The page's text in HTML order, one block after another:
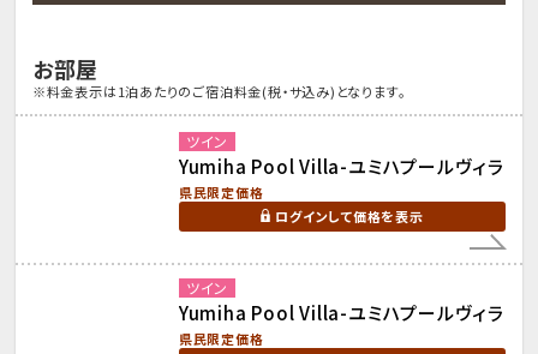
お部屋
※料金表示は1泊あたりのご宿泊料金(税・サ込み)となります。
ツイン
Yumiha Pool Villa-ユミハプールヴィラ
県民限定価格
ログインして価格を表示
ツイン
Yumiha Pool Villa-ユミハプールヴィラ
県民限定価格